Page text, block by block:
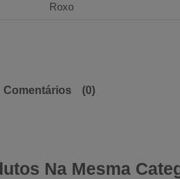
Roxo
Comentários
(0)
Na Mesma